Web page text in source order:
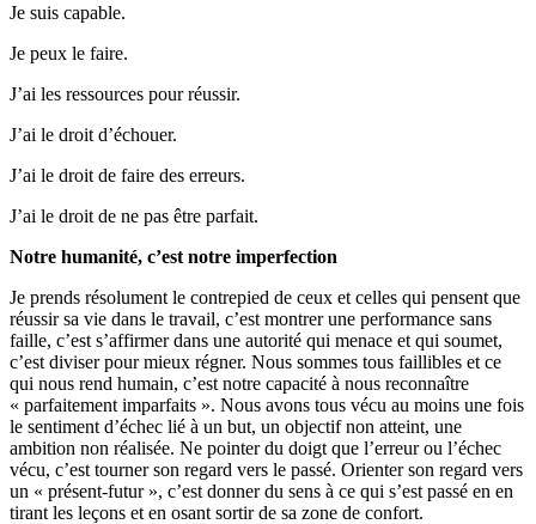
Je suis capable.
Je peux le faire.
J’ai les ressources pour réussir.
J’ai le droit d’échouer.
J’ai le droit de faire des erreurs.
J’ai le droit de ne pas être parfait.
Notre humanité, c’est notre imperfection
Je prends résolument le contrepied de ceux et celles qui pensent que
réussir sa vie dans le travail, c’est montrer une performance sans
faille, c’est s’affirmer dans une autorité qui menace et qui soumet,
c’est diviser pour mieux régner. Nous sommes tous faillibles et ce
qui nous rend humain, c’est notre capacité à nous reconnaître
« parfaitement imparfaits ». Nous avons tous vécu au moins une fois
le sentiment d’échec lié à un but, un objectif non atteint, une
ambition non réalisée. Ne pointer du doigt que l’erreur ou l’échec
vécu, c’est tourner son regard vers le passé. Orienter son regard vers
un « présent-futur », c’est donner du sens à ce qui s’est passé en en
tirant les leçons et en osant sortir de sa zone de confort.